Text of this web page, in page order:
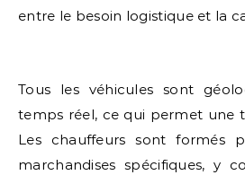
entre le besoin logistique et la
Tous les véhicules sont
temps réel, ce qui permet une
Les chauffeurs sont formés
marchandises spécifiques, y